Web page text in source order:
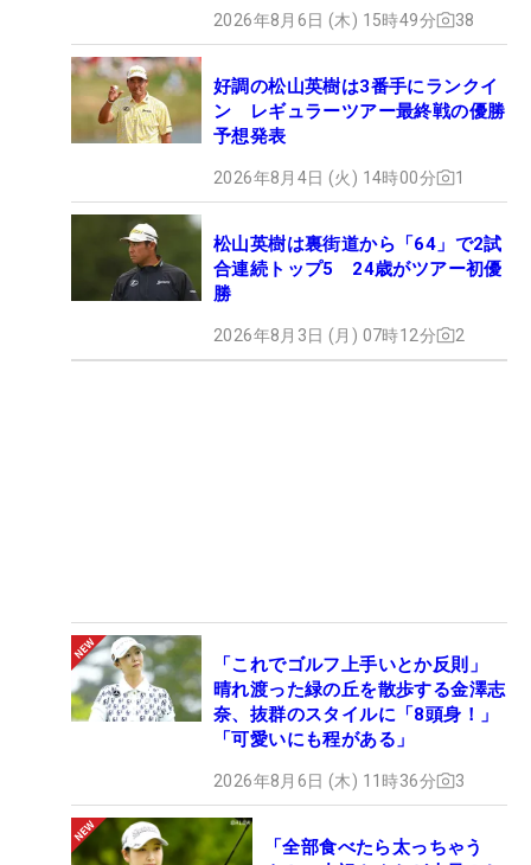
2026年8月6日 (木) 15時49分 38
好調の松山英樹は3番手にランクイ
ン レギュラーツアー最終戦の優勝
予想発表
2026年8月4日 (火) 14時00分 1
松山英樹は裏街道から「64」で2試
合連続トップ5 24歳がツアー初優
勝
2026年8月3日 (月) 07時12分 2
「これでゴルフ上手いとか反則」
晴れ渡った緑の丘を散歩する金澤志
奈、抜群のスタイルに「8頭身！」
「可愛いにも程がある」
2026年8月6日 (木) 11時36分 3
「全部食べたら太っちゃう